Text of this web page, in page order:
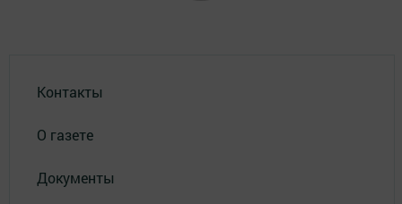
Контакты
О газете
Документы